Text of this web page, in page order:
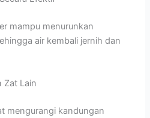
mampu menurunkan
air kembali jernih dan
Zat Lain
mengurangi kandungan